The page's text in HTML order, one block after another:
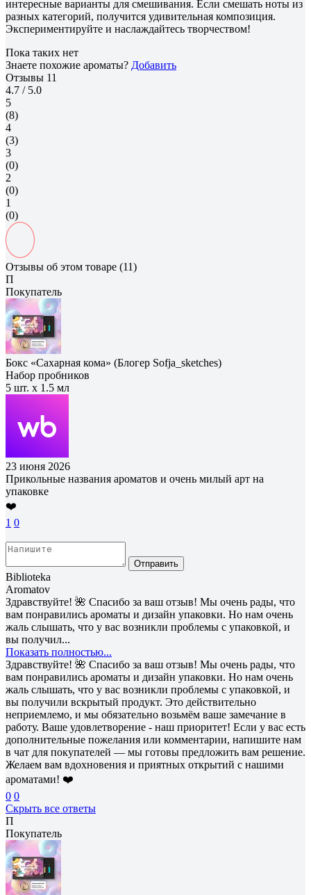
интересные варианты для смешивания. Если смешать ноты из
разных категорий, получится удивительная композиция.
Экспериментируйте и наслаждайтесь творчеством!
Пока таких нет
Знаете похожие ароматы? Добавить
Отзывы 11
4.7 / 5.0
5
(8)
4
(3)
3
(0)
2
(0)
1
(0)
Отзывы об этом товаре (11)
П
Покупатель
Бокс «Сахарная кома» (Блогер Sofja_sketches)
Набор пробников
5 шт. х 1.5 мл
23 июня 2026
Прикольные названия ароматов и очень милый арт на
упаковке
❤️
1 0
Отправить
Biblioteka
Aromatov
Здравствуйте! 🌺 Спасибо за ваш отзыв! Мы очень рады, что
вам понравились ароматы и дизайн упаковки. Но нам очень
жаль слышать, что у вас возникли проблемы с упаковкой, и
вы получил...
Показать полностью...
Здравствуйте! 🌺 Спасибо за ваш отзыв! Мы очень рады, что
вам понравились ароматы и дизайн упаковки. Но нам очень
жаль слышать, что у вас возникли проблемы с упаковкой, и
вы получили вскрытый продукт. Это действительно
неприемлемо, и мы обязательно возьмём ваше замечание в
работу. Ваше удовлетворение - наш приоритет! Если у вас есть
дополнительные пожелания или комментарии, напишите нам
в чат для покупателей — мы готовы предложить вам решение.
Желаем вам вдохновения и приятных открытий с нашими
ароматами! ❤️
0 0
Скрыть все ответы
П
Покупатель